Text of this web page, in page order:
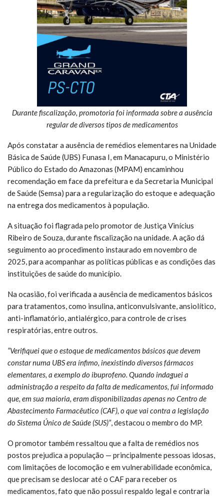
Durante fiscalização, promotoria foi informada sobre a ausência
regular de diversos tipos de medicamentos
Após constatar a ausência de remédios elementares na Unidade
Básica de Saúde (UBS) Funasa I, em Manacapuru, o Ministério
Público do Estado do Amazonas (MPAM) encaminhou
recomendação em face da prefeitura e da Secretaria Municipal
de Saúde (Semsa) para a regularização do estoque e adequação
na entrega dos medicamentos à população.
A situação foi flagrada pelo promotor de Justiça Vinícius
Ribeiro de Souza, durante fiscalização na unidade. A ação dá
seguimento ao procedimento instaurado em novembro de
2025, para acompanhar as políticas públicas e as condições das
instituições de saúde do município.
Na ocasião, foi verificada a ausência de medicamentos básicos
para tratamentos, como insulina, anticonvulsivante, ansiolítico,
anti-inflamatório, antialérgico, para controle de crises
respiratórias, entre outros.
“Verifiquei que o estoque de medicamentos básicos que devem
constar numa UBS era ínfimo, inexistindo diversos fármacos
elementares, a exemplo do ibuprofeno. Quando indaguei a
administração a respeito da falta de medicamentos, fui informado
que, em sua maioria, eram disponibilizadas apenas no Centro de
Abastecimento Farmacêutico (CAF), o que vai contra a legislação
do Sistema Único de Saúde (SUS)”, destacou o membro do MP.
O promotor também ressaltou que a falta de remédios nos
postos prejudica a população — principalmente pessoas idosas,
com limitações de locomoção e em vulnerabilidade econômica,
que precisam se deslocar até o CAF para receber os
medicamentos, fato que não possui respaldo legal e contraria